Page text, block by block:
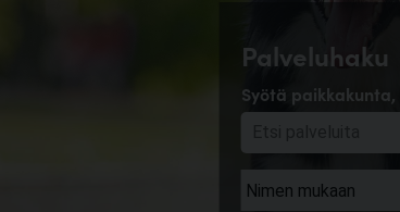
Palveluhaku
Syötä paikkakunta,